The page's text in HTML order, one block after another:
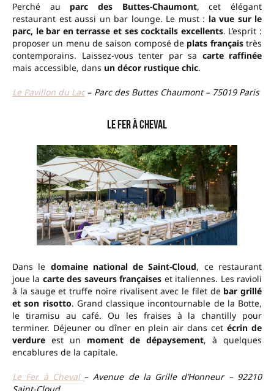
Perché au parc des Buttes-Chaumont, cet élégant
restaurant est aussi un bar lounge. Le must : la vue sur le
parc, le bar en terrasse et ses cocktails excellents. L’esprit :
proposer un menu de saison composé de plats françaistrès
contemporains. Laissez-vous tenter par sa carte raffinée
mais accessible, dans un décor rustique chic.
Le Pavillon du Lac– Parc des Buttes Chaumont – 75019 Paris
Le Fer à Cheval
Dans le domaine national de Saint-Cloud, ce restaurant
joue la carte des saveurs françaises et italiennes. Les ravioli
à la sauge et truffe noire rivalisent avec le filet debar grillé
et son risotto. Grand classique incontournable de la Botte,
le tiramisu au café. Ou les fraises à la chantilly pour
terminer. Déjeuner ou dîner en plein air dans cet écrin de
verdure est un moment de dépaysement, à quelques
encablures de la capitale.
Le Fer à Cheval –Avenue de la Grille d’Honneur – 92210